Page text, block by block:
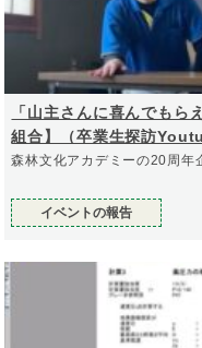
「山主さんに喜んでも
組合】（卒業生探訪
森林文化アカデミーの20周年
イベントの報告